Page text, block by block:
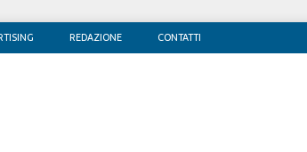
REDAZIONE CONTATTI